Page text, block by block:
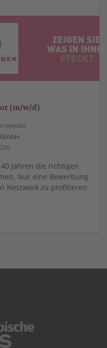
(m/w/d)
Jahren die richtigen
Nur eine Bewerbung
Netzwerk zu profitieren.